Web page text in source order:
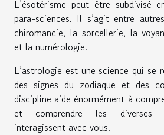
L’ésotérisme peut être subdivisé
para-sciences. Il s’agit entre
chiromancie, la sorcellerie, la
et la numérologie.
L’astrologie est une science qui se
des signes du zodiaque et des
discipline aide énormément à
et comprendre les diverses
interagissent avec vous.